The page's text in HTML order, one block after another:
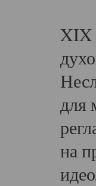
XIX
для
на